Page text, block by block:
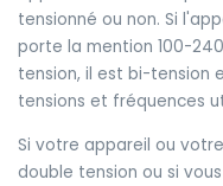
tensionné ou non. Si
porte la mention 100-
tension, il est bi-tension
tensions et fréquences
Si votre appareil ou
double tension ou si